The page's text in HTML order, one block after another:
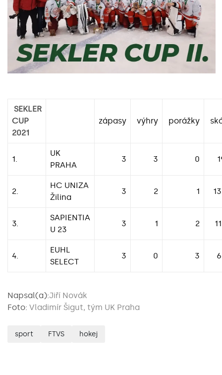
SEKLER
CUP
2021
zápasy výhry porážky
1.
UK
PRAHA
3 3 0
2.
HC UNIZA
Žilina
3 2 1
3.
SAPIENTIA
U 23
3 1 2
4.
EUHL
SELECT
3 0 3
Napsal(a):Jiří Novák
Foto: Vladimír Šigut, tým UK Praha
sport FTVS hokej